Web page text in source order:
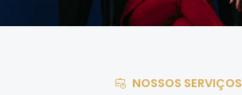
NOSSOS SERVIÇOS